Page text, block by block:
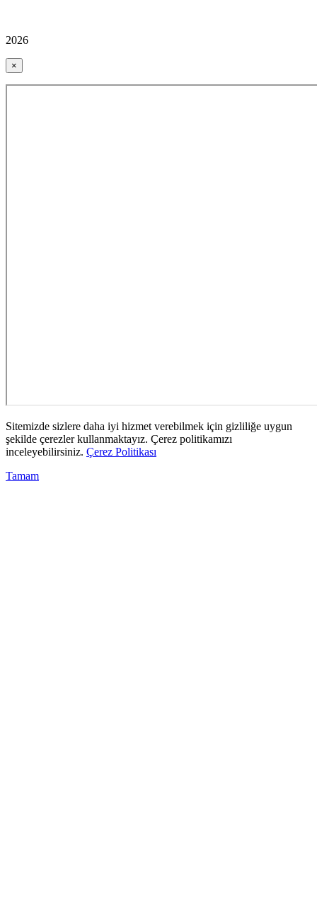
2026
×
Sitemizde sizlere daha iyi hizmet verebilmek için gizliliğe uygun
şekilde çerezler kullanmaktayız. Çerez politikamızı
inceleyebilirsiniz. Çerez Politikası
Tamam